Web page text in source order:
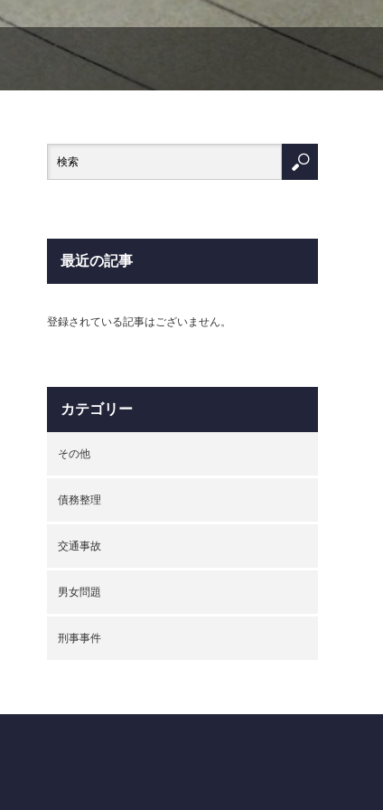
最近の記事
登録されている記事はございません。
カテゴリー
その他
債務整理
交通事故
男女問題
刑事事件